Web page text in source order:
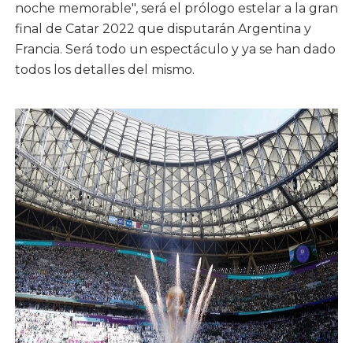
noche memorable", será el prólogo estelar a la gran
final de Catar 2022 que disputarán Argentina y
Francia. Será todo un espectáculo y ya se han dado
todos los detalles del mismo.